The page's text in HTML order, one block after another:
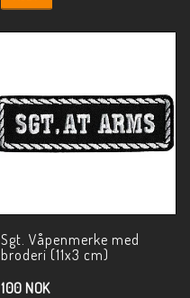
Sgt. Våpenmerke med
broderi (11x3 cm)
100 NOK